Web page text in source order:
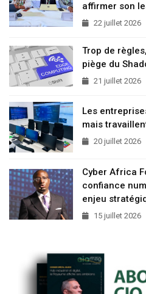
affirmer son
22 juillet 2026
Trop de
piège du
21 juillet 2026
Les
mais
20 juillet 2026
Cyber Africa
confiance
enjeu
15 juillet 2026